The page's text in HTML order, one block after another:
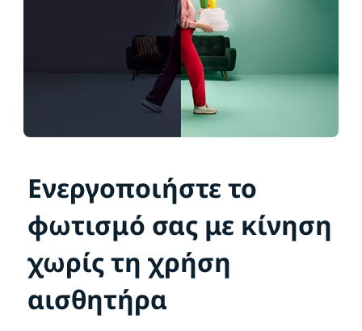
Ενεργοποιήστε το
φωτισμό σας με κίνηση
χωρίς τη χρήση
αισθητήρα